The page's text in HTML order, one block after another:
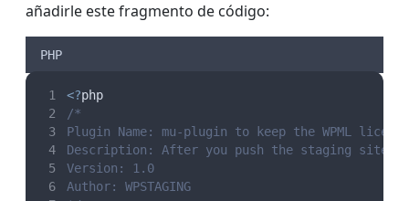
añadirle este fragmento de código:
PHP
<?php
/*
Plugin Name: mu-plugin to keep the WPML
Description: After you push the staging site
Version: 1.0
Author: WPSTAGING